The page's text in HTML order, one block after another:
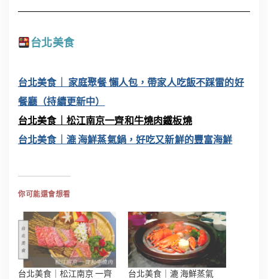
台北美食
台北美食｜ 家庭聚餐 懶人包，帶家人吃飯不踩雷的好
餐廳（持續更新中）
台北美食｜松江南京一齊和牛燒肉鐵板燒
台北美食｜漉 海鮮蒸氣鍋，好吃又新鮮的豐富海鮮
你可能還會想看
台北美食｜松江南京 一齊
台北美食｜漉 海鮮蒸氣